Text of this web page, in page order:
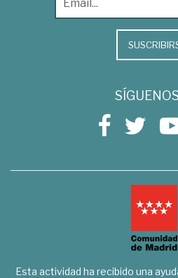
Esta actividad ha recibido una